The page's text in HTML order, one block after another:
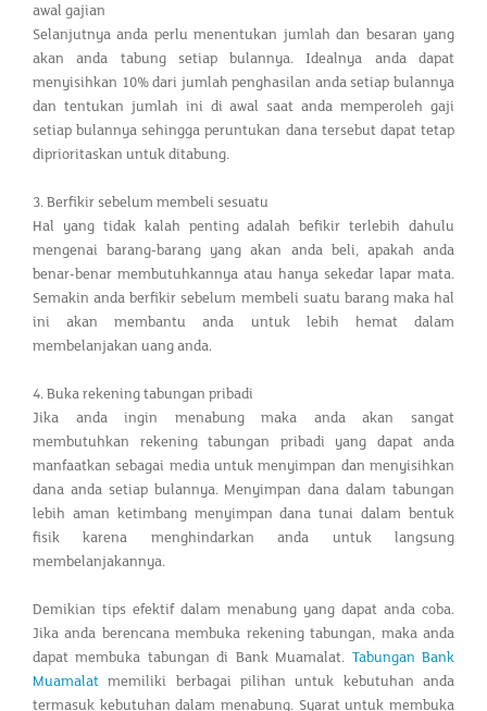
awal gajian
Selanjutnya anda perlu menentukan jumlah dan besaran yang
akan anda tabung setiap bulannya. Idealnya anda dapat
menyisihkan 10% dari jumlah penghasilan anda setiap bulannya
dan tentukan jumlah ini di awal saat anda memperoleh gaji
setiap bulannya sehingga peruntukan dana tersebut dapat tetap
diprioritaskan untuk ditabung.
3. Berfikir sebelum membeli sesuatu
Hal yang tidak kalah penting adalah befikir terlebih dahulu
mengenai barang-barang yang akan anda beli, apakah anda
benar-benar membutuhkannya atau hanya sekedar lapar mata.
Semakin anda berfikir sebelum membeli suatu barang maka hal
ini akan membantu anda untuk lebih hemat dalam
membelanjakan uang anda.
4. Buka rekening tabungan pribadi
Jika anda ingin menabung maka anda akan sangat
membutuhkan rekening tabungan pribadi yang dapat anda
manfaatkan sebagai media untuk menyimpan dan menyisihkan
dana anda setiap bulannya. Menyimpan dana dalam tabungan
lebih aman ketimbang menyimpan dana tunai dalam bentuk
fisik karena menghindarkan anda untuk langsung
membelanjakannya.
Demikian tips efektif dalam menabung yang dapat anda coba.
Jika anda berencana membuka rekening tabungan, maka anda
dapat membuka tabungan di Bank Muamalat. Tabungan Bank
Muamalat memiliki berbagai pilihan untuk kebutuhan anda
termasuk kebutuhan dalam menabung. Syarat untuk membuka